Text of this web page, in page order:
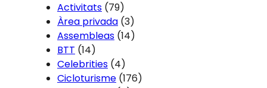
Activitats (79)
Àrea privada (3)
Assembleas (14)
BTT (14)
Celebrities (4)
Cicloturisme (176)